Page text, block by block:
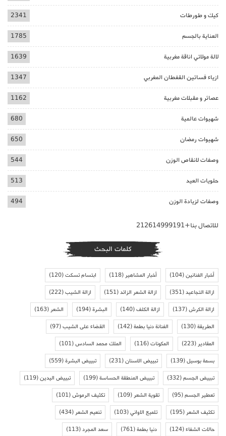
كيك و طورطات 2341
العناية بالجسم 1785
لالة مولاتي اناقة مغربية 1639
ازياء فساتين القفطان المغربي 1347
عصائر و مقبلات مغربية 1162
شهيوات عالمية 680
شهيوات رمضان 650
وصفات لانقاص الوزن 544
حلويات العيد 513
وصفات لزيادة الوزن 494
للاتصال بنا+212614999191
كلمات البحث
أخبار الفنانين(104) أخبار المشاهير(118) ابتسام تسكت(120)
ازالة التجاعيد(351) ازالة الشعر الزائد(151) ازالة الشيب(222)
ازالة الكرش(137) ازالة الكلف(140) البشرة(194) الشعر(163)
الطريقة(130) الفنانة دنيا بطمة(142) القضاء على الشيب(97)
المقادير(223) المكونات(116) الملك محمد السادس(101)
بسمة بوسيل(139) تبييض الاسنان(231) تبييض البشرة(559)
تبييض الجسم(332) تبييض المنطقة الحساسة(199) تبييض اليدين(119)
تعطير الجسم(95) تقوية الشعر(109) تكثيف الرموش(101)
تكثيف الشعر(195) تلميع الاواني(103) تنعيم الشعر(434)
حالات الشفاء(124) دنيا بطمة(761) سعد المجرد(113)